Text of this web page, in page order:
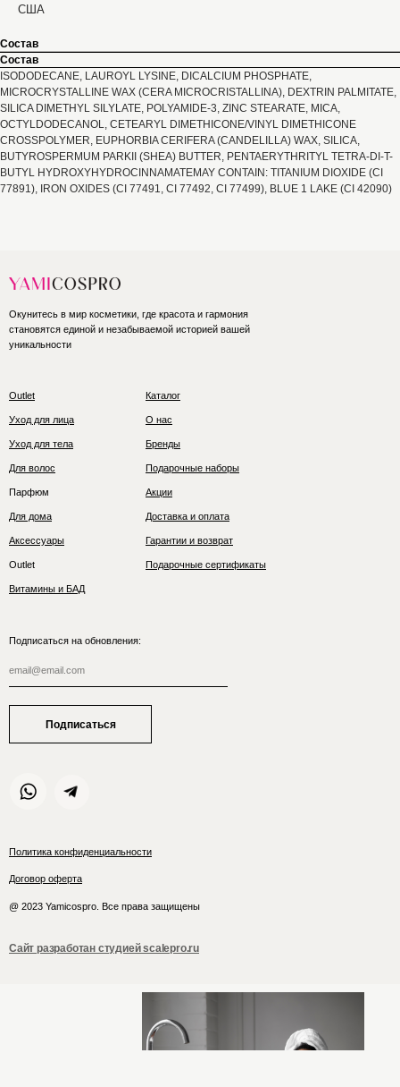
США
Состав
Состав
ISODODECANE, LAUROYL LYSINE, DICALCIUM PHOSPHATE,
MICROCRYSTALLINE WAX (CERA MICROCRISTALLINA), DEXTRIN PALMITATE,
SILICA DIMETHYL SILYLATE, POLYAMIDE-3, ZINC STEARATE, MICA,
OCTYLDODECANOL, CETEARYL DIMETHICONE/VINYL DIMETHICONE
CROSSPOLYMER, EUPHORBIA CERIFERA (CANDELILLA) WAX, SILICA,
BUTYROSPERMUM PARKII (SHEA) BUTTER, PENTAERYTHRITYL TETRA-DI-T-
BUTYL HYDROXYHYDROCINNAMATEMAY CONTAIN: TITANIUM DIOXIDE (CI
77891), IRON OXIDES (CI 77491, CI 77492, CI 77499), BLUE 1 LAKE (CI 42090)
Outlet
Окунитесь в мир косметики, где красота и гармония
становятся единой и незабываемой историей вашей
уникальности
Политика конфиденциальности
Договор оферта
@ 2023 Yamicospro. Все права защищены
Уход для лица
Уход для тела
Для волос
Парфюм
Для дома
Аксессуары
Сайт разработан студией scalepro.ru
Outlet
Витамины и БАД
Каталог
О нас
Бренды
Подарочные наборы
Акции
Доставка и оплата
Гарантии и возврат
Подарочные сертификаты
Подписаться на обновления:
Подписаться